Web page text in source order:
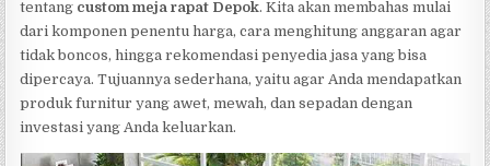
tentang custom meja rapat Depok. Kita akan membahas mulai
dari komponen penentu harga, cara menghitung anggaran agar
tidak boncos, hingga rekomendasi penyedia jasa yang bisa
dipercaya. Tujuannya sederhana, yaitu agar Anda mendapatkan
produk furnitur yang awet, mewah, dan sepadan dengan
investasi yang Anda keluarkan.